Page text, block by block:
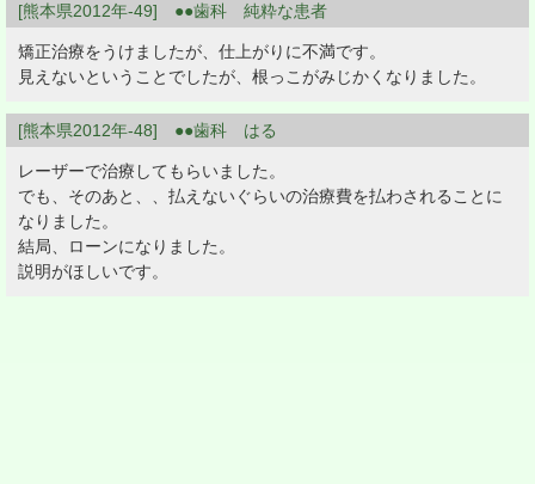
[熊本県2012年-49] ●●歯科 純粋な患者
矯正治療をうけましたが、仕上がりに不満です。
見えないということでしたが、根っこがみじかくなりました。
[熊本県2012年-48] ●●歯科 はる
レーザーで治療してもらいました。
でも、そのあと、、払えないぐらいの治療費を払わされることに
なりました。
結局、ローンになりました。
説明がほしいです。